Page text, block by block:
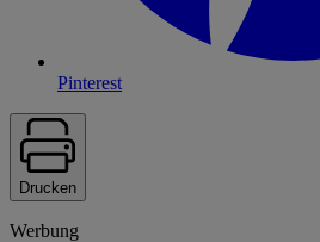
Pinterest
Drucken
Werbung